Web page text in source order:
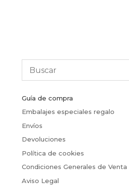
Guía de compra
Embalajes especiales regalo
Envíos
Devoluciones
Política de cookies
Condiciones Generales de Venta
Aviso Legal